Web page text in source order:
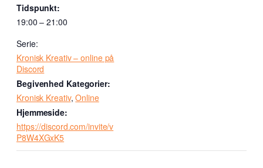
Tidspunkt:
19:00 – 21:00
Serie:
Kronisk Kreativ – online på
Discord
Begivenhed Kategorier:
Kronisk Kreativ,Online
Hjemmeside:
https://discord.com/invite/v
P8W4XGxK5